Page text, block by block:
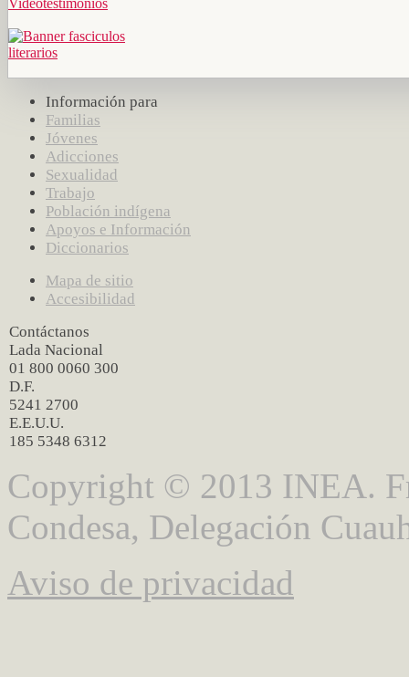
Información para
Familias
Jóvenes
Adicciones
Sexualidad
Trabajo
Población indígena
Apoyos e Información
Diccionarios
Mapa de sitio
Accesibilidad
Contáctanos
Lada Nacional
01 800 0060 300
D.F.
5241 2700
E.E.U.U.
185 5348 6312
Copyright © 2013 INEA.
Condesa, Delegación
Aviso de privacidad